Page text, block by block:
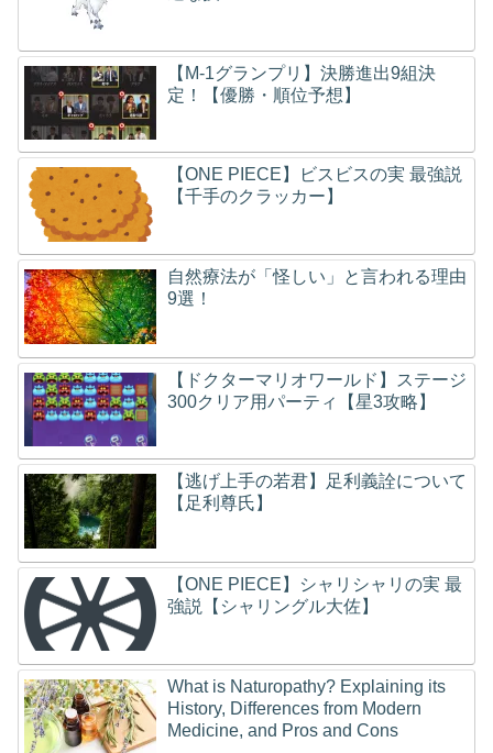
【M-1グランプリ】決勝進出9組決
定！【優勝・順位予想】
【ONE PIECE】ビスビスの実 最強説
【千手のクラッカー】
自然療法が「怪しい」と言われる理由
9選！
【ドクターマリオワールド】ステージ
300クリア用パーティ【星3攻略】
【逃げ上手の若君】足利義詮について
【足利尊氏】
【ONE PIECE】シャリシャリの実 最
強説【シャリングル大佐】
What is Naturopathy? Explaining its
History, Differences from Modern
Medicine, and Pros and Cons